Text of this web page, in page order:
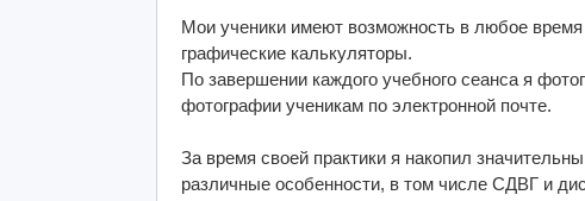
Мои ученики имеют возможность в любое
графические калькуляторы.
По завершении каждого учебного сеанса я
фотографии ученикам по электронной почте.
За время своей практики я накопил
различные особенности, в том числе СДВГ и